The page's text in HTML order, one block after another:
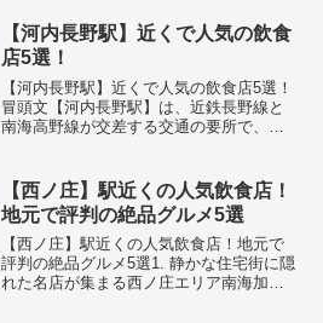
【河内長野駅】近くで人気の飲食
店5選！
【河内長野駅】近くで人気の飲食店5選！
冒頭文【河内長野駅】は、近鉄長野線と
南海高野線が交差する交通の要所で、自
や中華、カフェ、焼肉など多彩なジャン
ルの飲食店が集まり、地...
【西ノ庄】駅近くの人気飲食店！
地元で評判の絶品グルメ5選
【西ノ庄】駅近くの人気飲食店！地元で
評判の絶品グルメ5選1. 静かな住宅街に隠
れた名店が集まる西ノ庄エリア南海加太